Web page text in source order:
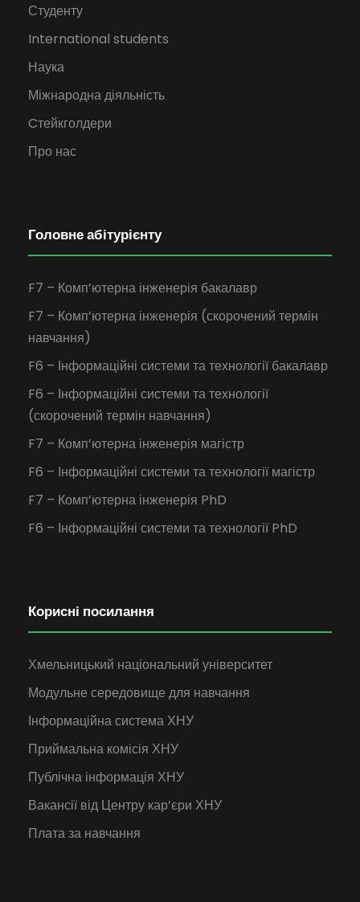
Студенту
International students
Наука
Міжнародна діяльність
Cтейкголдери
Про нас
Головне абітурієнту
F7 – Комп’ютерна інженерія бакалавр
F7 – Комп’ютерна інженерія (скорочений термін
навчання)
F6 – Інформаційні системи та технології бакалавр
F6 – Інформаційні системи та технології
(скорочений термін навчання)
F7 – Комп’ютерна інженерія магістр
F6 – Інформаційні системи та технології магістр
F7 – Комп’ютерна інженерія PhD
F6 – Інформаційні системи та технології PhD
Корисні посилання
Хмельницький національний університет
Модульне середовище для навчання
Інформаційна система ХНУ
Приймальна комісія ХНУ
Публічна інформація ХНУ
Вакансії від Центру кар’єри ХНУ
Плата за навчання